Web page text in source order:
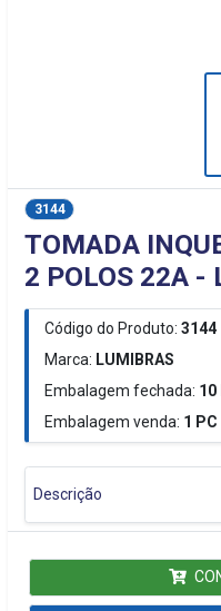
3144
TOMADA
2 POLOS 22A -
Código do Produto: 3144
Marca: LUMIBRAS
Embalagem fechada: 10
Embalagem venda: 1 PC
Descrição